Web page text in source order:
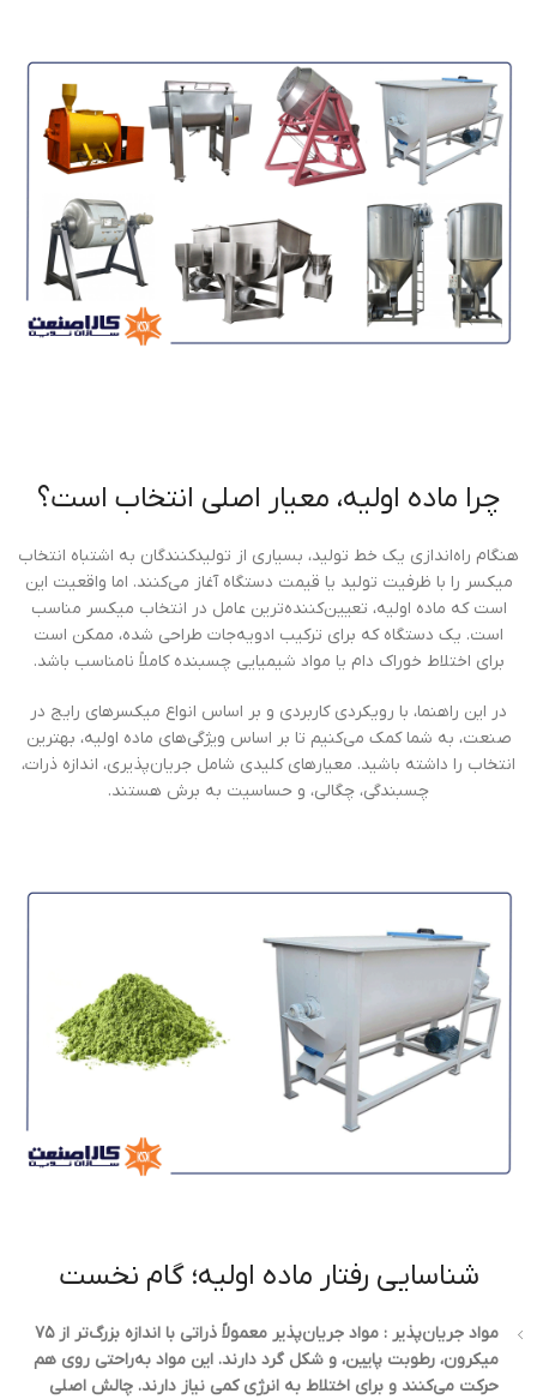
چرا ماده اولیه، معیار اصلی انتخاب است؟
هنگام راه‌اندازی یک خط تولید، بسیاری از تولیدکنندگان به اشتباه انتخاب
میکسر را با ظرفیت تولید یا قیمت دستگاه آغاز می‌کنند. اما واقعیت این
است که ماده اولیه، تعیین‌کننده‌ترین عامل در انتخاب میکسر مناسب
است. یک دستگاه که برای ترکیب ادویه‌جات طراحی شده، ممکن است
برای اختلاط خوراک دام یا مواد شیمیایی چسبنده کاملاً نامناسب باشد.
در این راهنما، با رویکردی کاربردی و بر اساس انواع میکسرهای رایج در
صنعت، به شما کمک می‌کنیم تا بر اساس ویژگی‌های ماده اولیه، بهترین
انتخاب را داشته باشید. معیارهای کلیدی شامل جریان‌پذیری، اندازه ذرات،
چسبندگی، چگالی، و حساسیت به برش هستند.
شناسایی رفتار ماده اولیه؛ گام نخست
مواد جریان‌پذیر : مواد جریان‌پذیر معمولاً ذراتی با اندازه بزرگ‌تر از ۷۵
میکرون، رطوبت پایین، و شکل گرد دارند. این مواد به‌راحتی روی هم
حرکت می‌کنند و برای اختلاط به انرژی کمی نیاز دارند. چالش اصلی